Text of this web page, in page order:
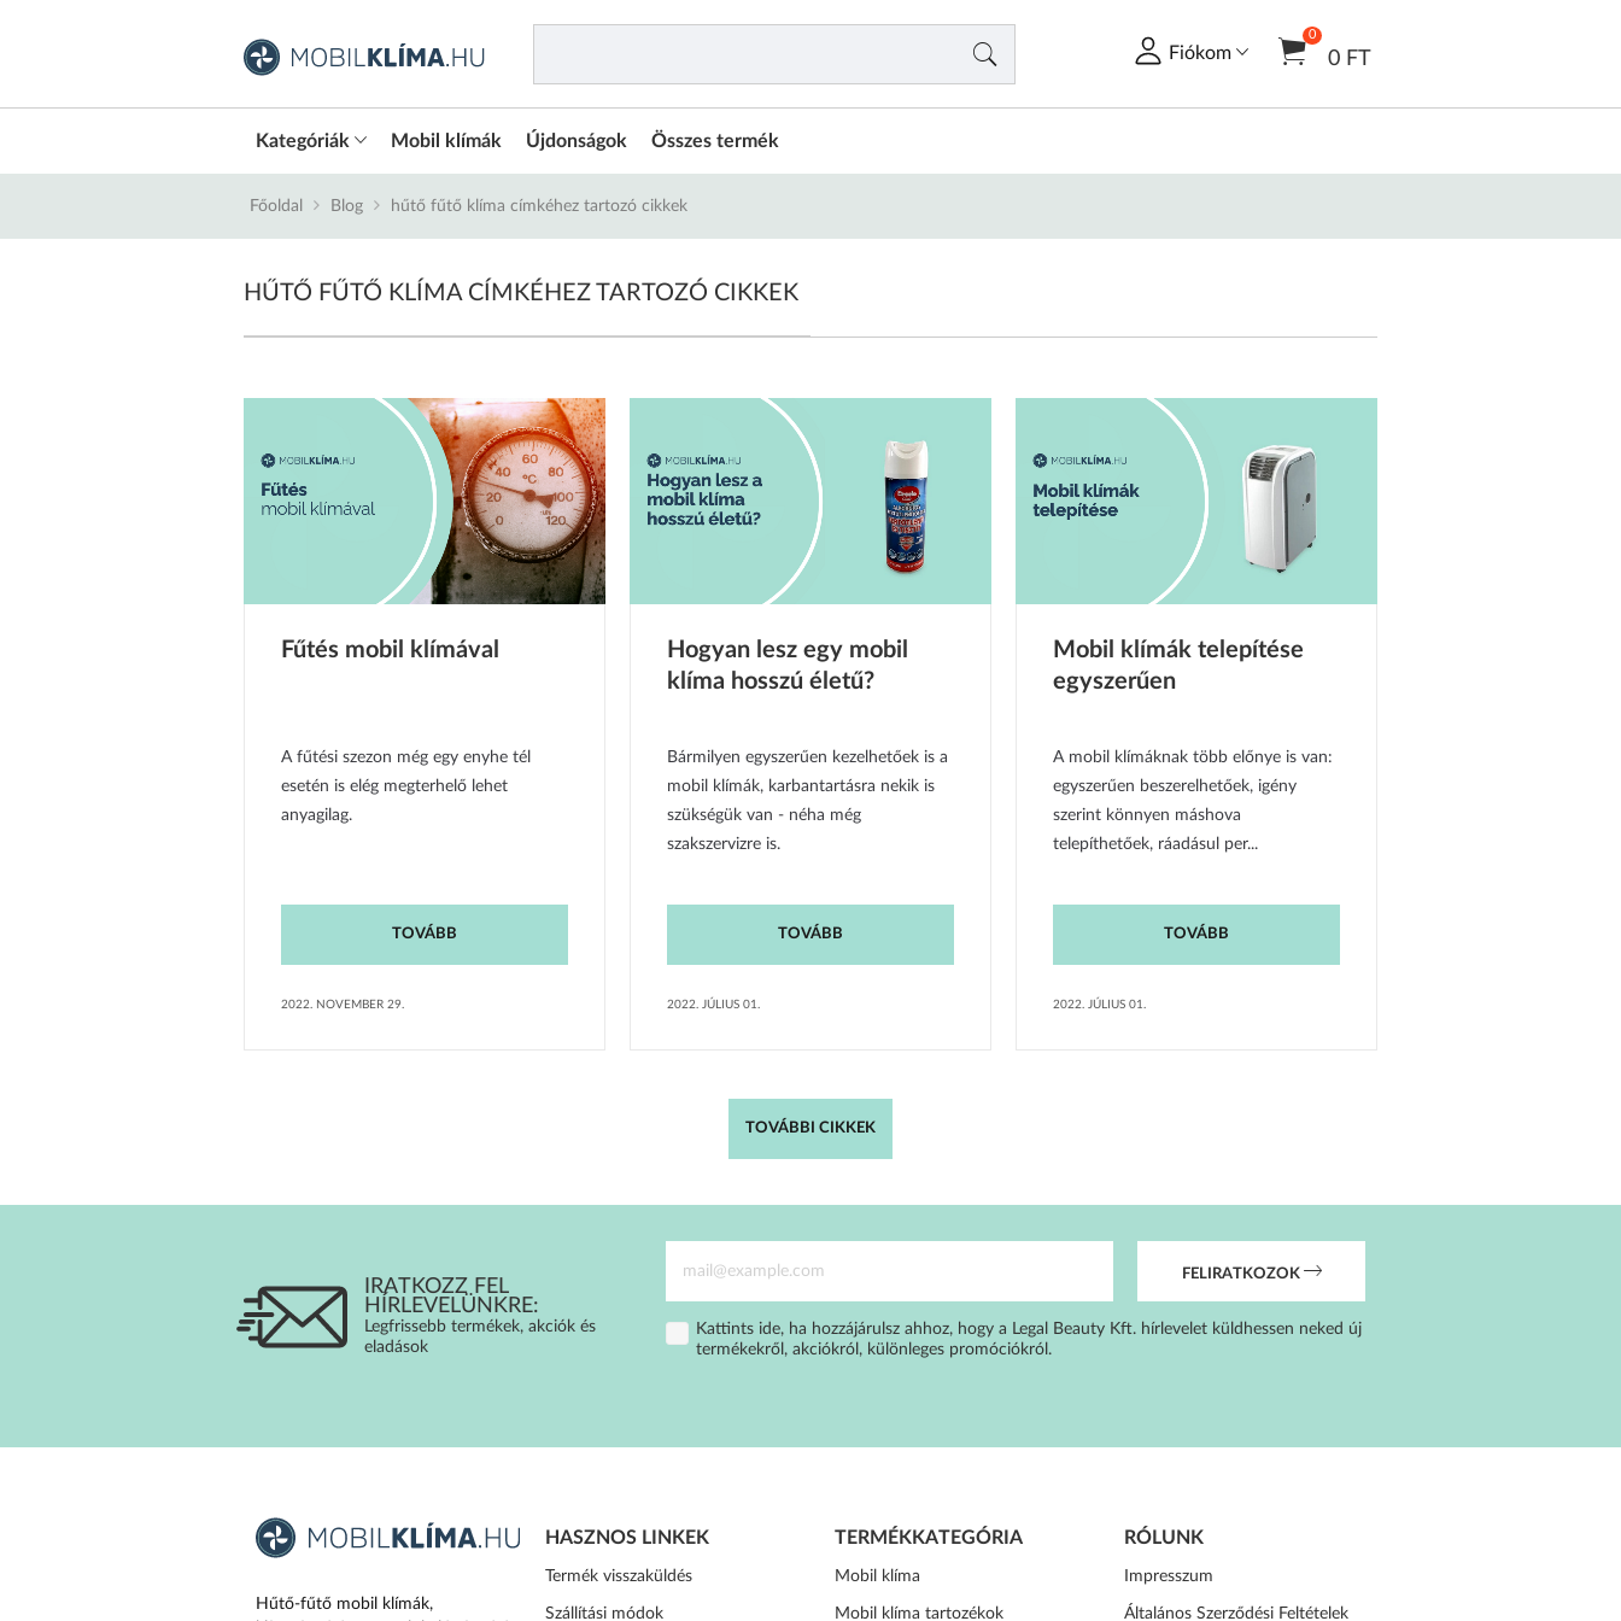
0
0 FT
Fiókom
Kategóriák Mobil klímák Újdonságok Összes termék
Főoldal Blog hűtő fűtő klíma címkéhez tartozó cikkek
HŰTŐ FŰTŐ KLÍMA CÍMKÉHEZ TARTOZÓ CIKKEK
Fűtés mobil klímával
A fűtési szezon még egy enyhe tél
esetén is elég megterhelő lehet
anyagilag.
TOVÁBB
2022. NOVEMBER 29.
Hogyan lesz egy mobil
klíma hosszú életű?
Bármilyen egyszerűen kezelhetőek is a
mobil klímák, karbantartásra nekik is
szükségük van - néha még
szakszervizre is.
TOVÁBB
2022. JÚLIUS 01.
Mobil klímák telepítése
egyszerűen
A mobil klímáknak több előnye is van:
egyszerűen beszerelhetőek, igény
szerint könnyen máshova
telepíthetőek, ráadásul per...
TOVÁBB
2022. JÚLIUS 01.
TOVÁBBI CIKKEK
IRATKOZZ FEL
HÍRLEVELÜNKRE:
Legfrissebb termékek, akciók és
eladások
FELIRATKOZOK
Kattints ide, ha hozzájárulsz ahhoz, hogy a Legal Beauty Kft. hírlevelet küldhessen neked új
termékekről, akciókról, különleges promóciókról.
Hűtő-fűtő mobil klímák,
HASZNOS LINKEK
Termék visszaküldés
Szállítási módok
TERMÉKKATEGÓRIA
Mobil klíma
Mobil klíma tartozékok
RÓLUNK
Impresszum
Általános Szerződési Feltételek